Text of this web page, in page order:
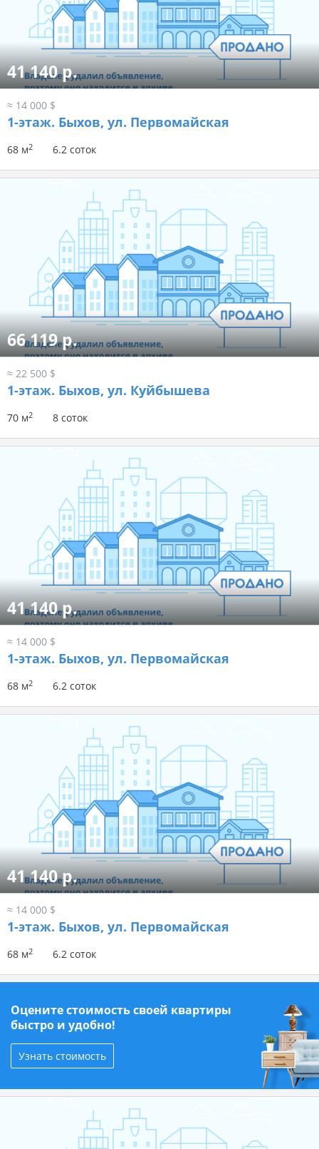
41 140 р.
≈ 14 000 $
1-этаж. Быхов, ул. Первомайская
68 м2 6.2 соток
66 119 р.
≈ 22 500 $
1-этаж. Быхов, ул. Куйбышева
70 м2 8 соток
41 140 р.
≈ 14 000 $
1-этаж. Быхов, ул. Первомайская
68 м2 6.2 соток
41 140 р.
≈ 14 000 $
1-этаж. Быхов, ул. Первомайская
68 м2 6.2 соток
Оцените стоимость своей квартиры
быстро и удобно!
Узнать стоимость